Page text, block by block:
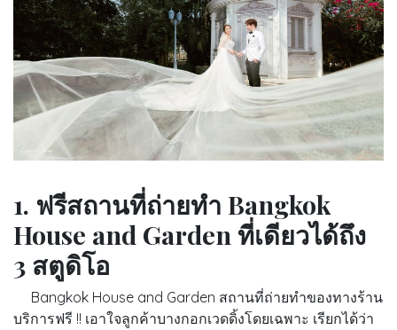
1. ฟรีสถานที่ถ่ายทำ Bangkok
House and Garden ที่เดียวได้ถึง
3 สตูดิโอ
Bangkok House and Garden สถานที่ถ่ายทำของทางร้าน
บริการฟรี !! เอาใจลูกค้าบางกอกเวดดิ้งโดยเฉพาะ เรียกได้ว่า